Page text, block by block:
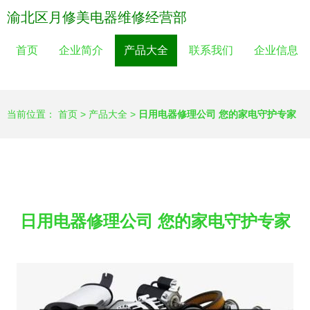
渝北区月修美电器维修经营部
首页 企业简介 产品大全 联系我们 企业信息
当前位置： 首页 > 产品大全 > 日用电器修理公司 您的家电守护专家
日用电器修理公司 您的家电守护专家